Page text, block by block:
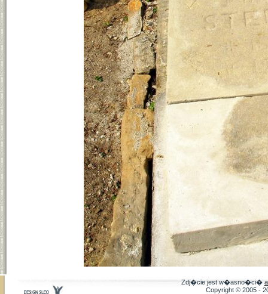
Zdj�cie jest w�asno�ci�
Copyright © 2005 -